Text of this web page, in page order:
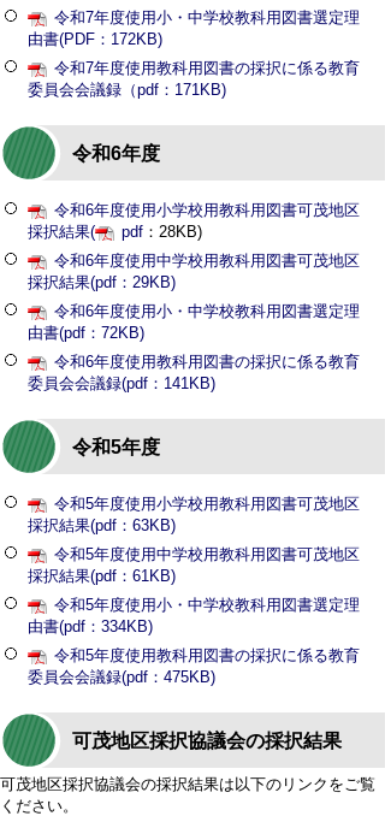
令和7年度使用小・中学校教科用図書選定理
由書(PDF：172KB)
令和7年度使用教科用図書の採択に係る教育
委員会会議録（pdf：171KB)
令和6年度
令和6年度使用小学校用教科用図書可茂地区
採択結果(
pdf ：28KB)
令和6年度使用中学校用教科用図書可茂地区
採択結果(pdf：29KB)
令和6年度使用小・中学校教科用図書選定理
由書(pdf：72KB)
令和6年度使用教科用図書の採択に係る教育
委員会会議録(pdf：141KB)
令和5年度
令和5年度使用小学校用教科用図書可茂地区
採択結果(pdf：63KB)
令和5年度使用中学校用教科用図書可茂地区
採択結果(pdf：61KB)
令和5年度使用小・中学校教科用図書選定理
由書(pdf：334KB)
令和5年度使用教科用図書の採択に係る教育
委員会会議録(pdf：475KB)
可茂地区採択協議会の採択結果
可茂地区採択協議会の採択結果は以下のリンクをご覧
ください。